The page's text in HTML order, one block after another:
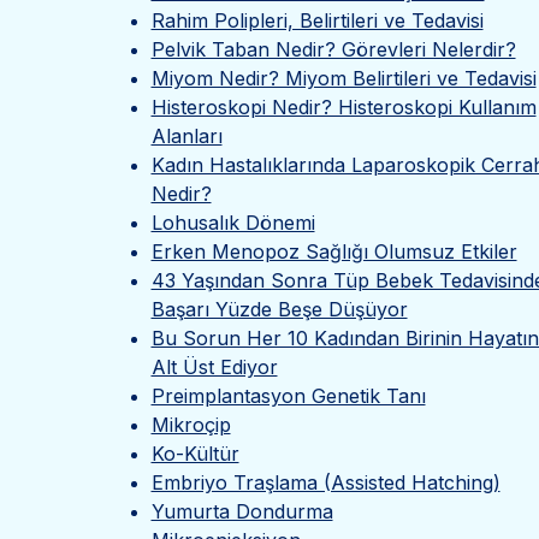
Rahim Polipleri, Belirtileri ve Tedavisi
Pelvik Taban Nedir? Görevleri Nelerdir?
Miyom Nedir? Miyom Belirtileri ve Tedavisi
Histeroskopi Nedir? Histeroskopi Kullanım
Alanları
Kadın Hastalıklarında Laparoskopik
Nedir?
Lohusalık Dönemi
Erken Menopoz Sağlığı Olumsuz Etkiler
43 Yaşından Sonra Tüp Bebek
Başarı Yüzde Beşe Düşüyor
Bu Sorun Her 10 Kadından Birinin
Alt Üst Ediyor
Preimplantasyon Genetik Tanı
Mikroçip
Ko-Kültür
Embriyo Traşlama (Assisted Hatching)
Yumurta Dondurma